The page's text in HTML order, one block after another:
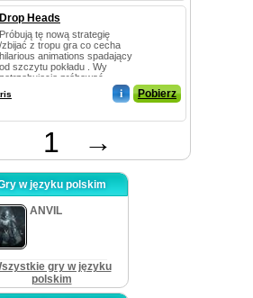
Drop Heads
Próbują tę nową strategię
/zbijać z tropu gra co cecha
hilarious animations spadający
od szczytu pokładu . Wy
potrzebujecie próbować
i Pobierz
1 →
w języku polskim
ANVIL
gry w języku
polskim